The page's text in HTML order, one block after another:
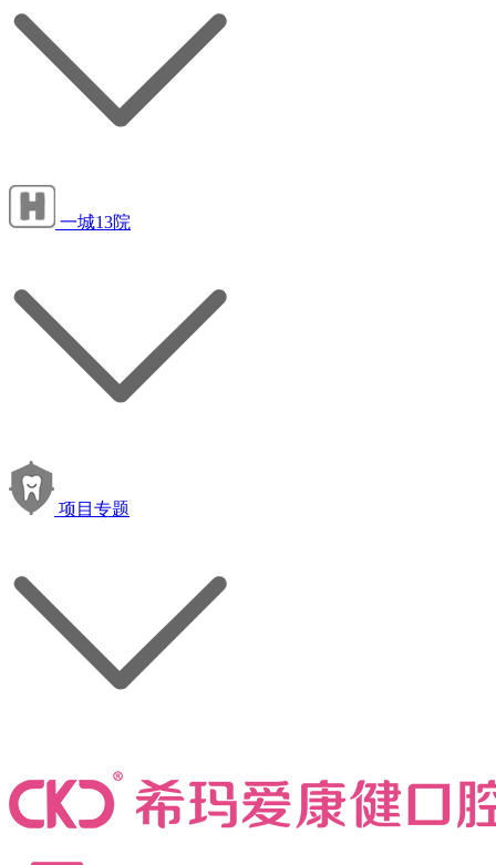
一城13院
项目专题